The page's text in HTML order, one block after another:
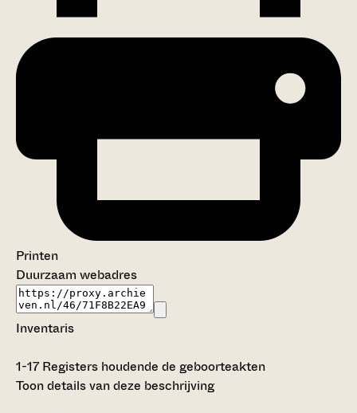
Printen
Duurzaam webadres
Inventaris
1-17 Registers houdende de geboorteakten
Toon details van deze beschrijving